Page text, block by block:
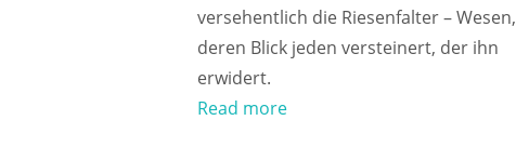
versehentlich die Riesenfalter – Wesen,
deren Blick jeden versteinert, der ihn
erwidert.
Read more